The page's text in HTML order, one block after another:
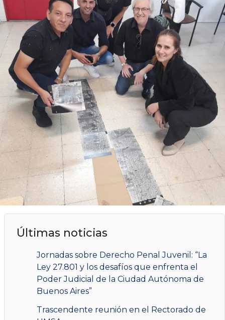
Últimas noticias
Jornadas sobre Derecho Penal Juvenil: “La
Ley 27.801 y los desafíos que enfrenta el
Poder Judicial de la Ciudad Autónoma de
Buenos Aires”
Trascendente reunión en el Rectorado de